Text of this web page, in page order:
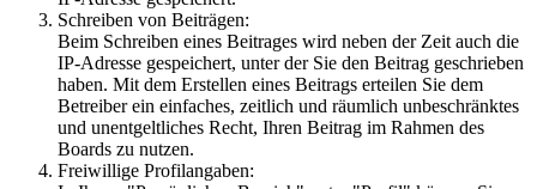
Schreiben von Beiträgen:
Beim Schreiben eines Beitrages wird neben der Zeit auch die
IP-Adresse gespeichert, unter der Sie den Beitrag geschrieben
haben. Mit dem Erstellen eines Beitrags erteilen Sie dem
Betreiber ein einfaches, zeitlich und räumlich unbeschränktes
und unentgeltliches Recht, Ihren Beitrag im Rahmen des
Boards zu nutzen.
Freiwillige Profilangaben: